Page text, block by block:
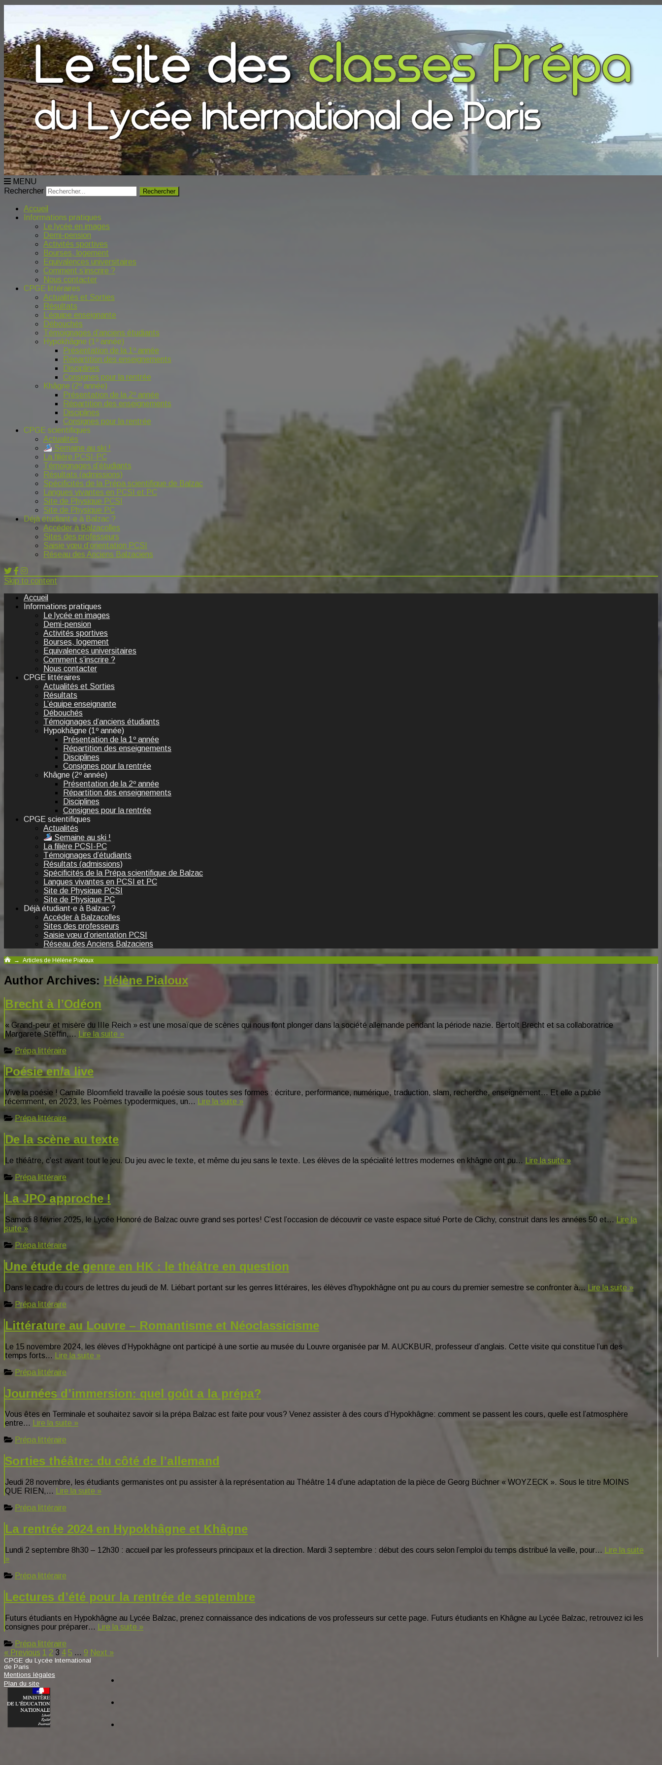
MENU
Rechercher
Accueil
Informations pratiques
Le lycée en images
Demi-pension
Activités sportives
Bourses, logement
Equivalences universitaires
Comment s’inscrire ?
Nous contacter
CPGE littéraires
Actualités et Sorties
Résultats
L’équipe enseignante
Débouchés
Témoignages d’anciens étudiants
Hypokhâgne (1º année)
Présentation de la 1º année
Répartition des enseignements
Disciplines
Consignes pour la rentrée
Khâgne (2º année)
Présentation de la 2º année
Répartition des enseignements
Disciplines
Consignes pour la rentrée
CPGE scientifiques
Actualités
Semaine au ski !
La filière PCSI-PC
Témoignages d’étudiants
Résultats (admissions)
Spécificités de la Prépa scientifique de Balzac
Langues vivantes en PCSI et PC
Site de Physique PCSI
Site de Physique PC
Déjà étudiant·e à Balzac ?
Accéder à Balzacolles
Sites des professeurs
Saisie vœu d’orientation PCSI
Réseau des Anciens Balzaciens
Skip to content
Accueil
Informations pratiques
Le lycée en images
Demi-pension
Activités sportives
Bourses, logement
Equivalences universitaires
Comment s’inscrire ?
Nous contacter
CPGE littéraires
Actualités et Sorties
Résultats
L’équipe enseignante
Débouchés
Témoignages d’anciens étudiants
Hypokhâgne (1º année)
Présentation de la 1º année
Répartition des enseignements
Disciplines
Consignes pour la rentrée
Khâgne (2º année)
Présentation de la 2º année
Répartition des enseignements
Disciplines
Consignes pour la rentrée
CPGE scientifiques
Actualités
Semaine au ski !
La filière PCSI-PC
Témoignages d’étudiants
Résultats (admissions)
Spécificités de la Prépa scientifique de Balzac
Langues vivantes en PCSI et PC
Site de Physique PCSI
Site de Physique PC
Déjà étudiant·e à Balzac ?
Accéder à Balzacolles
Sites des professeurs
Saisie vœu d’orientation PCSI
Réseau des Anciens Balzaciens
→ Articles de Hélène Pialoux
Author Archives: Hélène Pialoux
Brecht à l’Odéon
« Grand-peur et misère du IIIe Reich » est une mosaïque de scènes qui nous font plonger dans la société allemande pendant la période nazie. Bertolt Brecht et sa collaboratrice
Margarete Steffin,…
Lire la suite »
Prépa littéraire
Poésie en/a live
Vive la poésie ! Camille Bloomfield travaille la poésie sous toutes ses formes : écriture, performance, numérique, traduction, slam, recherche, enseignement… Et elle a publié
récemment, en 2023, les Poèmes typodermiques, un…
Lire la suite »
Prépa littéraire
De la scène au texte
Le théâtre, c’est avant tout le jeu. Du jeu avec le texte, et même du jeu sans le texte. Les élèves de la spécialité lettres modernes en khâgne ont pu…
Lire la suite »
Prépa littéraire
La JPO approche !
Samedi 8 février 2025, le Lycée Honoré de Balzac ouvre grand ses portes! C’est l’occasion de découvrir ce vaste espace situé Porte de Clichy, construit dans les années 50 et…
Lire la
suite »
Prépa littéraire
Une étude de genre en HK : le théâtre en question
Dans le cadre du cours de lettres du jeudi de M. Liébart portant sur les genres littéraires, les élèves d’hypokhâgne ont pu au cours du premier semestre se confronter à…
Lire la suite »
Prépa littéraire
Littérature au Louvre – Romantisme et Néoclassicisme
Le 15 novembre 2024, les élèves d’Hypokhâgne ont participé à une sortie au musée du Louvre organisée par M. AUCKBUR, professeur d’anglais. Cette visite qui constitue l’un des
temps forts…
Lire la suite »
Prépa littéraire
Journées d’immersion: quel goût a la prépa?
Vous êtes en Terminale et souhaitez savoir si la prépa Balzac est faite pour vous? Venez assister à des cours d’Hypokhâgne: comment se passent les cours, quelle est l’atmosphère
entre… Lire la suite »
Prépa littéraire
Sorties théâtre: du côté de l’allemand
Jeudi 28 novembre, les étudiants germanistes ont pu assister à la représentation au Théâtre 14 d’une adaptation de la pièce de Georg Büchner « WOYZECK ». Sous le titre MOINS
QUE RIEN,…
Lire la suite »
Prépa littéraire
La rentrée 2024 en Hypokhâgne et Khâgne
Lundi 2 septembre 8h30 – 12h30 : accueil par les professeurs principaux et la direction. Mardi 3 septembre : début des cours selon l’emploi du temps distribué la veille, pour…
Lire la suite
»
Prépa littéraire
Lectures d’été pour la rentrée de septembre
Futurs étudiants en Hypokhâgne au Lycée Balzac, prenez connaissance des indications de vos professeurs sur cette page. Futurs étudiants en Khâgne au Lycée Balzac, retrouvez ici les
consignes pour préparer…
Lire la suite »
Prépa littéraire
Pagination
des
publications
« Previous 1 2 3 4 5 … 9 Next »
CPGE du Lycée International
de Paris
Mentions légales
Plan du site